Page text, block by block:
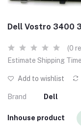
Dell Vostro 3400
(0
Estimate Shipping
Add to wishlist
Brand Dell
Inhouse product